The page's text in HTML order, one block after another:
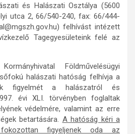
és Halászati Osztálya (5600
utca 2, 66/540-240, fax: 66/444-
felhívást intézett
Tagegyesületeink felé az
Földművelésügyi
halászati hatóság felhívja a
figyelmét a halászatról és
évi XLI. törvényben foglaltak
védelmére, valamint az erre
betartására. A hatóság kéri a
figyeljenek oda az